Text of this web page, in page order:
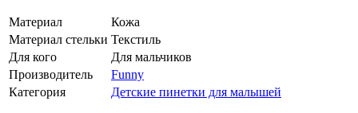
Материал
Кожа
Материал стельки Текстиль
Для кого
Для мальчиков
Производитель
Funny
Категория
Детские пинетки для малышей